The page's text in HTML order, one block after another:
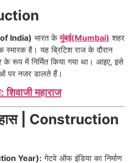
India) भारत केमुंबई(Mumbai) शहर
स्मारक है। यह ब्रिटिश राज के दौरान
रूप में निर्मित किया गया था। आइए, इसे
पर नजर डालते हैं।
शिवाजी महाराज
| Construction
Year): गेटवे ऑफ इंडिया का निर्माण